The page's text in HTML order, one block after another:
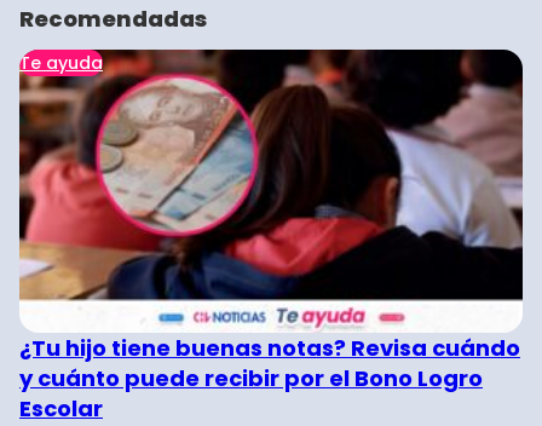
Recomendadas
Te ayuda
¿Tu hijo tiene buenas notas? Revisa cuándo
y cuánto puede recibir por el Bono Logro
Escolar